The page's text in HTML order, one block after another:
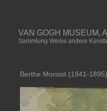
VAN GOGH MUSEUM,
Sammlung Werke andere
Berthe Morisot (1841-